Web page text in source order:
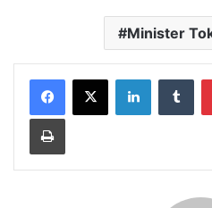
Minister
LinkedIn
Print